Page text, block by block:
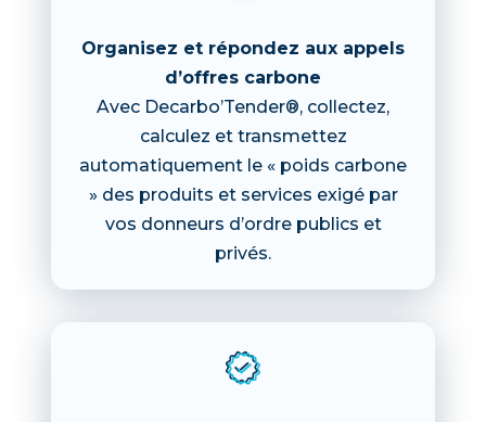
Organisez et répondez aux appels
d’offres carbone
Avec Decarbo’Tender®, collectez,
calculez et transmettez
automatiquement le « poids carbone
» des produits et services exigé par
vos donneurs d’ordre publics et
privés.